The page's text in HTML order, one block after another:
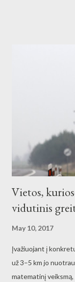
Vietos,
vidutinis
May 10, 2017
Įvažiuojant į
už 3–5 km jo
matematinį